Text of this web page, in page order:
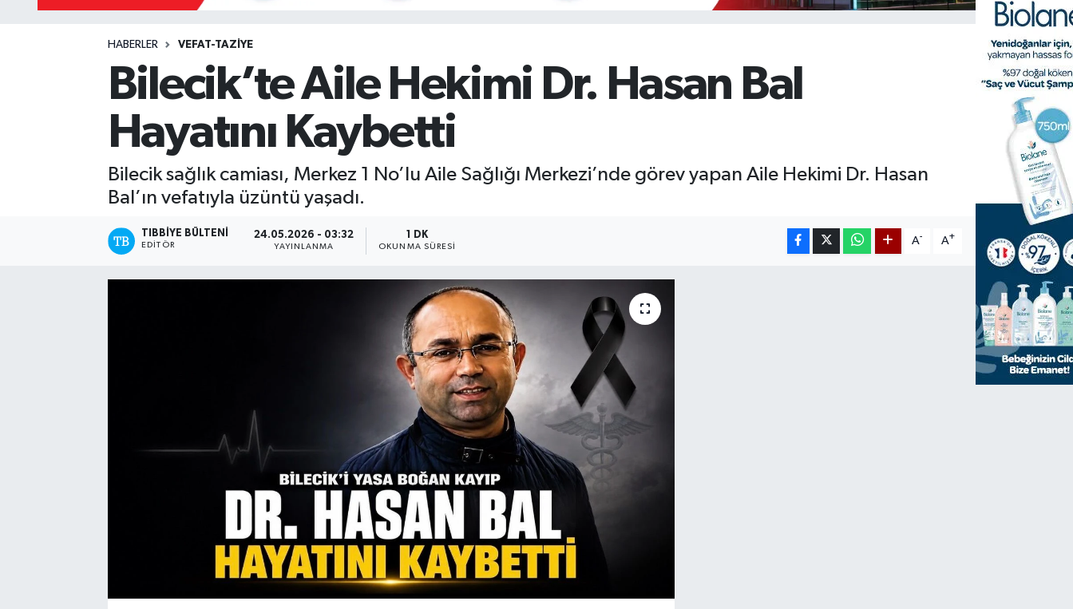
HABERLER VEFAT-TAZİYE
Bilecik’te Aile Hekimi Dr. Hasan Bal
Hayatını Kaybetti
Bilecik sağlık camiası, Merkez 1 No’lu Aile Sağlığı Merkezi’nde görev yapan Aile Hekimi Dr. Hasan
Bal’ın vefatıyla üzüntü yaşadı.
TIBBIYE BÜLTENI
EDITÖR
24.05.2026 - 03:32
YAYINLANMA
1 DK
OKUNMA SÜRESI
A- A+